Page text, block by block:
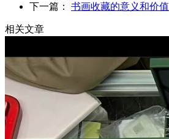
下一篇： 书画收藏的意义和价值
相关文章